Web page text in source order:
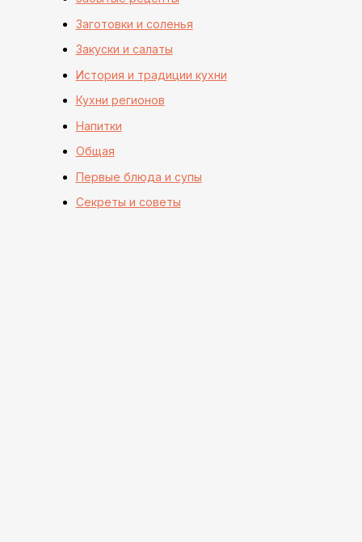
Заготовки и соленья
Закуски и салаты
История и традиции кухни
Кухни регионов
Напитки
Общая
Первые блюда и супы
Секреты и советы